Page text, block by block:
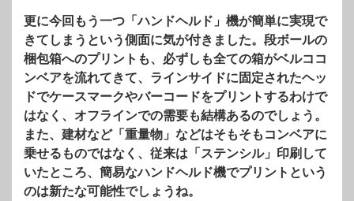
更に今回もう一つ「ハンドヘルド」機が簡単に実現で
きてしまうという側面に気が付きました。段ボールの
梱包箱へのプリントも、必ずしも全ての箱がベルココ
ンベアを流れてきて、ラインサイドに固定されたヘッ
ドでケースマークやバーコードをプリントするわけで
はなく、オフラインでの需要も結構あるのでしょう。
また、建材など「重量物」などはそもそもコンベアに
乗せるものではなく、従来は「ステンシル」印刷して
いたところ、簡易なハンドヘルド機でプリントという
のは新たな可能性でしょうね。